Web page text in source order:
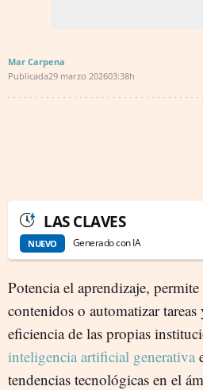
Mar Carpena
Publicada29 marzo 202603:38h
LAS CLAVES
NUEVO Generado con IA
Potencia el aprendizaje,
contenidos o automatizar
eficiencia de las propias
inteligencia artificial generativa
tendencias tecnológicas en el